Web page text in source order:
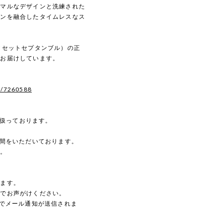
ルなデザインと洗練された
を融合したタイムレスなス
ットセプタンブル）の正
届けしています。
7260588
っております。
をいただいております。
す。
お声がけください。
メール通知が送信されま